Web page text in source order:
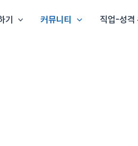
기 커뮤니티 직업-성격